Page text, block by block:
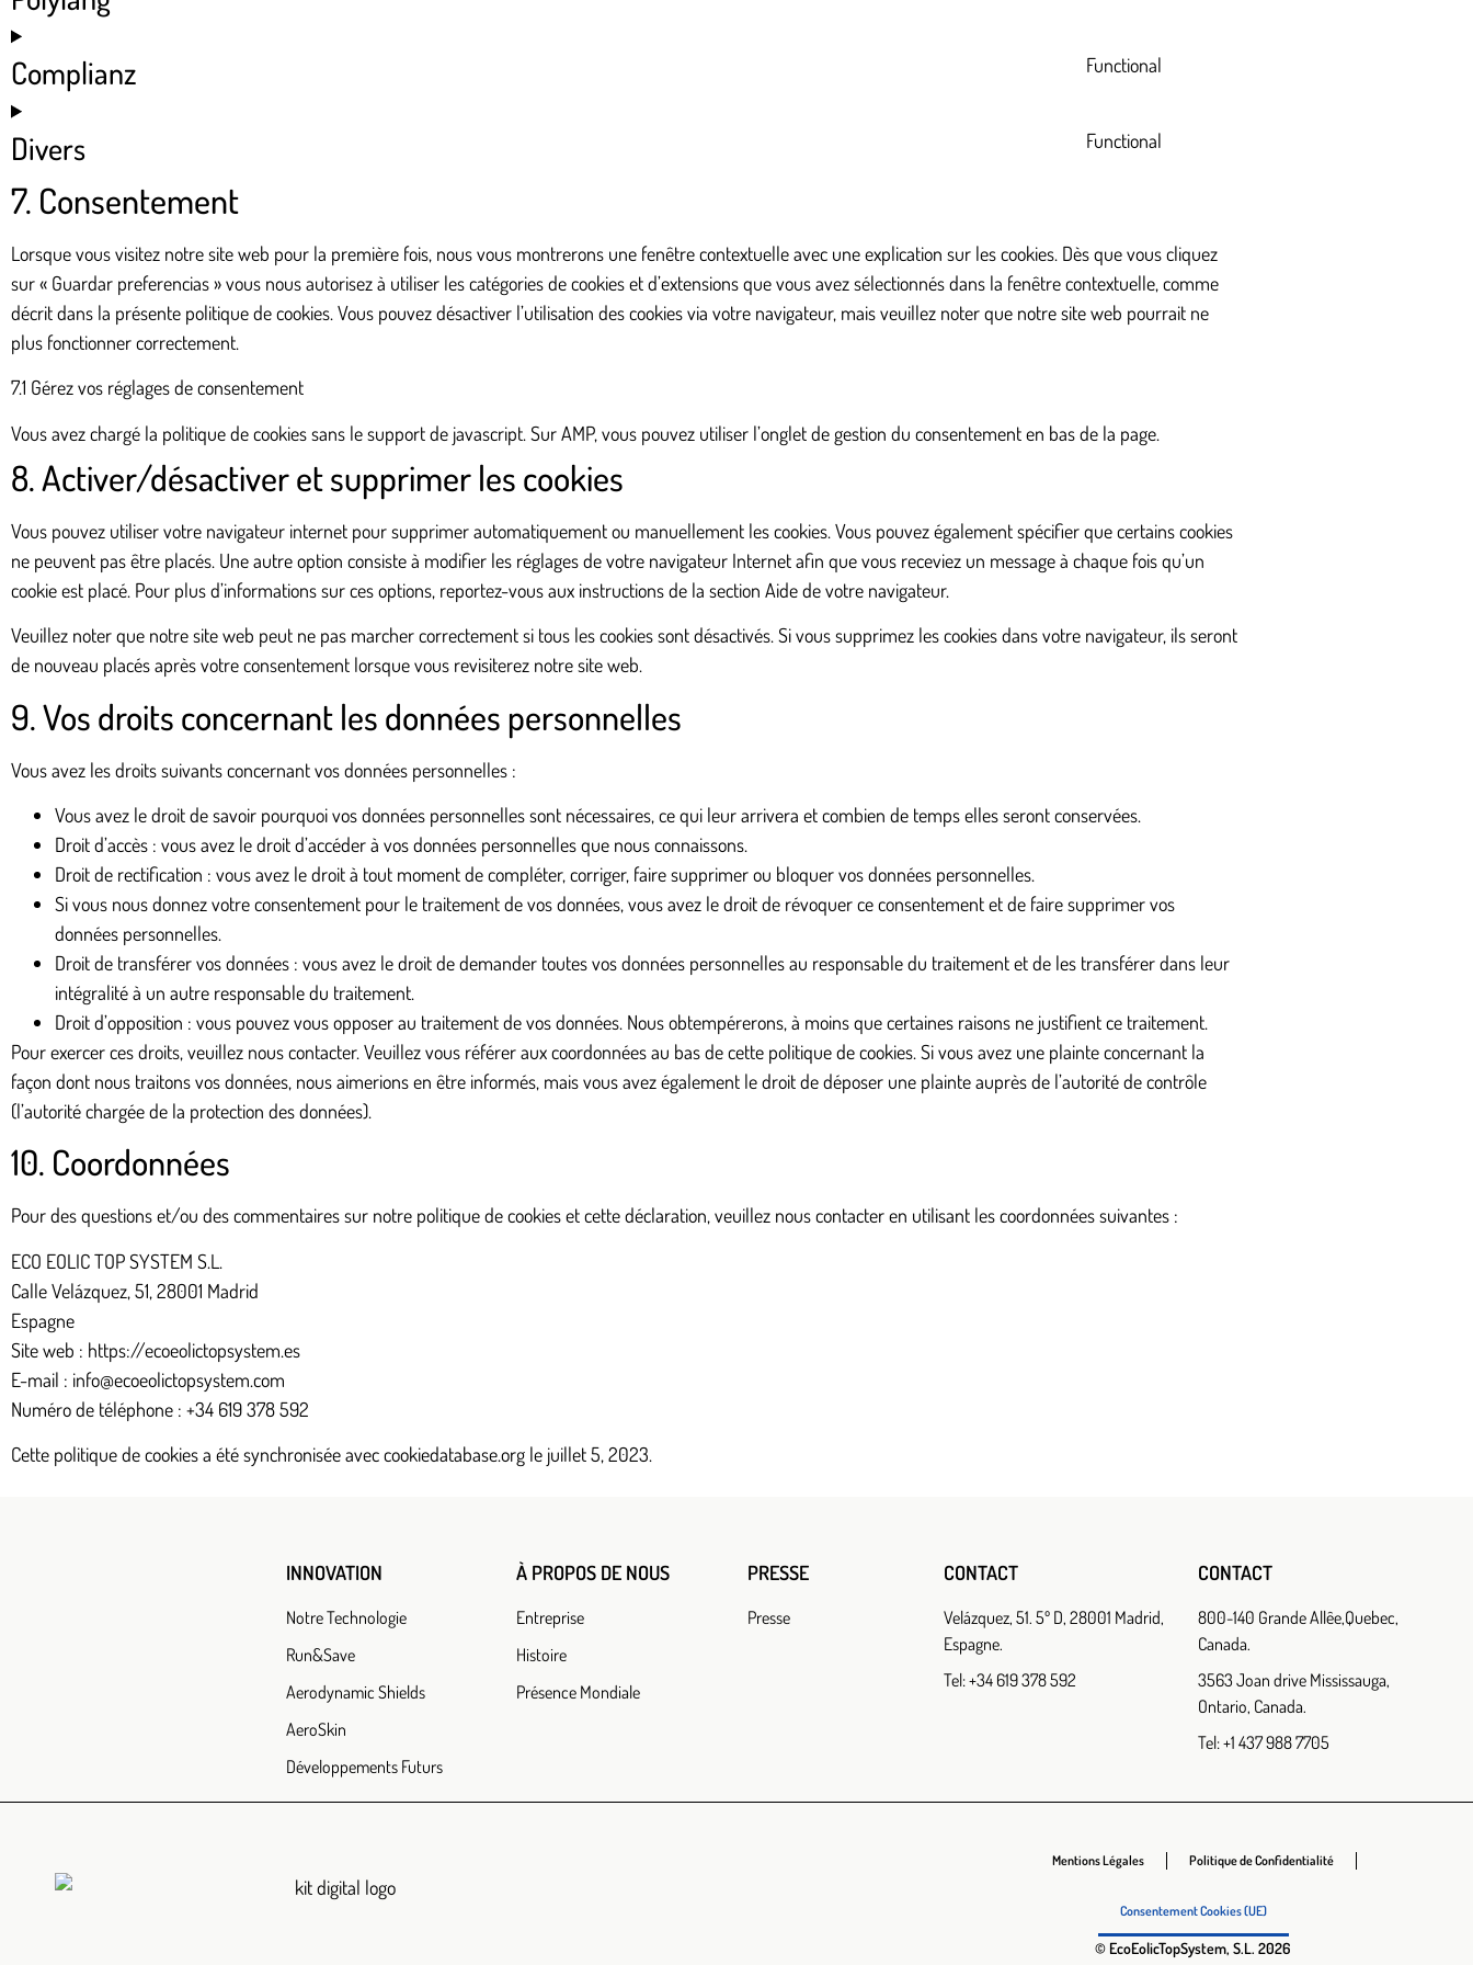
Complianz Functional
Divers Functional
7. Consentement
Lorsque vous visitez notre site web pour la première fois, nous vous montrerons une fenêtre contextuelle avec une explication sur les cookies. Dès que vous cliquez
sur « Guardar preferencias » vous nous autorisez à utiliser les catégories de cookies et d’extensions que vous avez sélectionnés dans la fenêtre contextuelle, comme
décrit dans la présente politique de cookies. Vous pouvez désactiver l’utilisation des cookies via votre navigateur, mais veuillez noter que notre site web pourrait ne
plus fonctionner correctement.
7.1 Gérez vos réglages de consentement
Vous avez chargé la politique de cookies sans le support de javascript. Sur AMP, vous pouvez utiliser l’onglet de gestion du consentement en bas de la page.
8. Activer/désactiver et supprimer les cookies
Vous pouvez utiliser votre navigateur internet pour supprimer automatiquement ou manuellement les cookies. Vous pouvez également spécifier que certains cookies
ne peuvent pas être placés. Une autre option consiste à modifier les réglages de votre navigateur Internet afin que vous receviez un message à chaque fois qu’un
cookie est placé. Pour plus d’informations sur ces options, reportez-vous aux instructions de la section Aide de votre navigateur.
Veuillez noter que notre site web peut ne pas marcher correctement si tous les cookies sont désactivés. Si vous supprimez les cookies dans votre navigateur, ils seront
de nouveau placés après votre consentement lorsque vous revisiterez notre site web.
9. Vos droits concernant les données personnelles
Vous avez les droits suivants concernant vos données personnelles :
Vous avez le droit de savoir pourquoi vos données personnelles sont nécessaires, ce qui leur arrivera et combien de temps elles seront conservées.
Droit d’accès : vous avez le droit d’accéder à vos données personnelles que nous connaissons.
Droit de rectification : vous avez le droit à tout moment de compléter, corriger, faire supprimer ou bloquer vos données personnelles.
Si vous nous donnez votre consentement pour le traitement de vos données, vous avez le droit de révoquer ce consentement et de faire supprimer vos
données personnelles.
Droit de transférer vos données : vous avez le droit de demander toutes vos données personnelles au responsable du traitement et de les transférer dans leur
intégralité à un autre responsable du traitement.
Droit d’opposition : vous pouvez vous opposer au traitement de vos données. Nous obtempérerons, à moins que certaines raisons ne justifient ce traitement.
Pour exercer ces droits, veuillez nous contacter. Veuillez vous référer aux coordonnées au bas de cette politique de cookies. Si vous avez une plainte concernant la
façon dont nous traitons vos données, nous aimerions en être informés, mais vous avez également le droit de déposer une plainte auprès de l’autorité de contrôle
(l’autorité chargée de la protection des données).
10. Coordonnées
Pour des questions et/ou des commentaires sur notre politique de cookies et cette déclaration, veuillez nous contacter en utilisant les coordonnées suivantes :
ECO EOLIC TOP SYSTEM S.L.
Calle Velázquez, 51, 28001 Madrid
Espagne
Site web : https://ecoeolictopsystem.es
E-mail : info@ecoeolictopsystem.com
Numéro de téléphone : +34 619 378 592
Cette politique de cookies a été synchronisée aveccookiedatabase.org le juillet 5, 2023.
INNOVATION
Notre Technologie
Run&Save
Aerodynamic Shields
AeroSkin
Développements Futurs
À PROPOS DE NOUS
Entreprise
Histoire
Présence Mondiale
PRESSE
Presse
CONTACT
Velázquez, 51. 5º D, 28001 Madrid,
Espagne.
Tel: +34 619 378 592
CONTACT
800-140 Grande Allêe,Quebec,
Canada.
3563 Joan drive Mississauga,
Ontario, Canada.
Tel: +1 437 988 7705
Mentions Légales Politique de Confidentialité
Consentement Cookies (UE)
© EcoEolicTopSystem, S.L. 2026